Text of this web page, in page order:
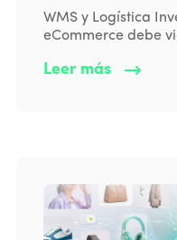
WMS y Logística
eCommerce debe
Leer más